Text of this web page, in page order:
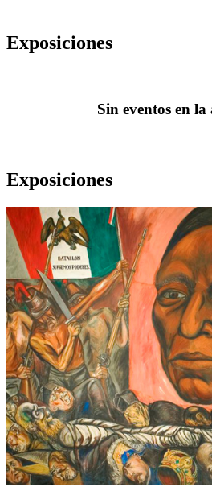
Exposiciones
Sin eventos en la
Exposiciones